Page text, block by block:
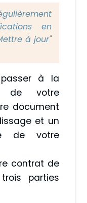
en
à jour"
à la
de votre
document
et un
de votre
contrat de
parties